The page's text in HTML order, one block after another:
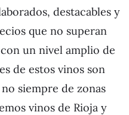
destacables y
que no superan
un nivel amplio de
de estos vinos son
siempre de zonas
vinos de Rioja y